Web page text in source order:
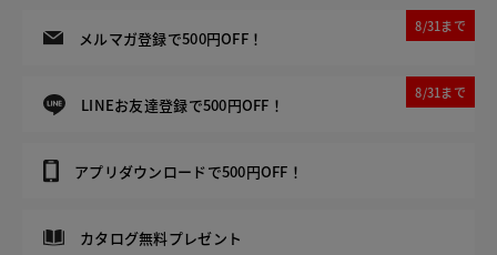
メルマガ登録で500円OFF！
8/31まで
LINEお友達登録で500円OFF！
8/31まで
アプリダウンロードで500円OFF！
カタログ無料プレゼント